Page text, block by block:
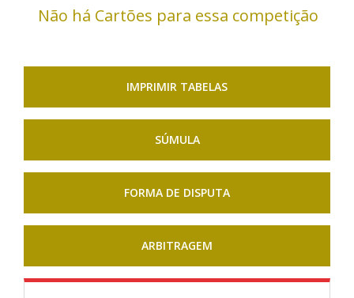
Não há Cartões para essa competição
IMPRIMIR TABELAS
SÚMULA
FORMA DE DISPUTA
ARBITRAGEM